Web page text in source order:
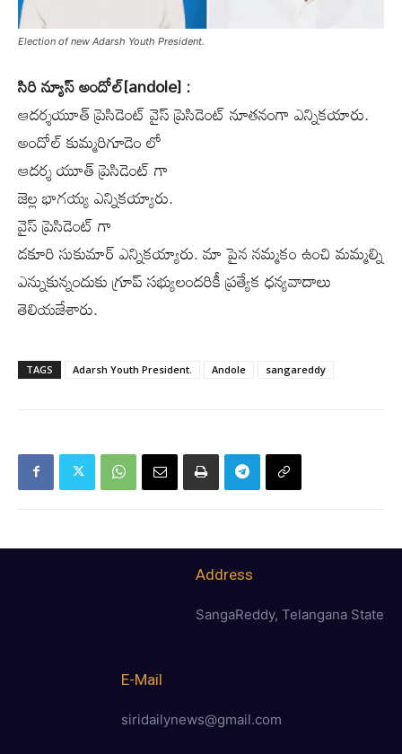
Election of new Adarsh ​​Youth President.
సిరి న్యూస్ అందోల్[andole] :
ఆదర్శయూత్ ప్రెసిడెంట్ వైస్ ప్రెసిడెంట్ నూతనంగా ఎన్నికయారు.
అందోల్ కుమ్మరిగూడెం లో
ఆదర్శ యూత్ ప్రెసిడెంట్ గా
జెల్ల భాగయ్య ఎన్నికయ్యారు.
వైస్ ప్రెసిడెంట్ గా
డకూరి సుకుమార్ ఎన్నికయ్యారు. మా పైన నమ్మకం ఉంచి మమ్మల్ని
ఎన్నుకున్నందుకు గ్రూప్ సభ్యులందరికీ ప్రత్యేక ధన్యవాదాలు
తెలియజేశారు.
TAGS Adarsh ​​Youth President. Andole sangareddy
Address
SangaReddy, Telangana State
E-Mail
siridailynews@gmail.com